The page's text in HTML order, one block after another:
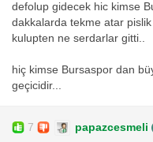
defolup gidecek hic kimse
dakkalarda tekme atar
kulupten ne serdarlar gitti..
hiç kimse Bursaspor dan
geçicidir...
7 papazcesmeli